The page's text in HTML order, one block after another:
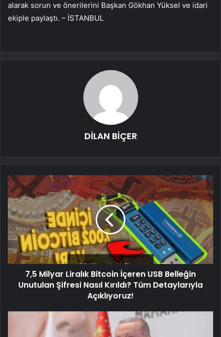
alarak sorun ve önerilerini Başkan Gökhan Yüksel ve idari
ekiple paylaştı. – İSTANBUL
DİLAN BİÇER
7,5 Milyar Liralık Bitcoin İçeren USB Belleğin
Unutulan Şifresi Nasıl Kırıldı? Tüm Detaylarıyla
Açıklıyoruz!